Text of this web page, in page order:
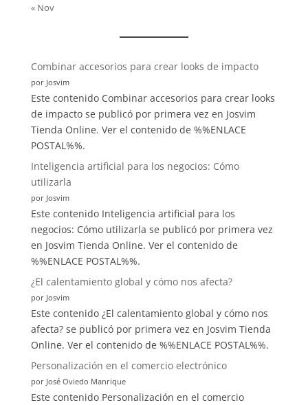
« Nov
:
Destinos
exóticos
en
Colombia:
Explora
paraísos
ocultos
una
escapada
inolvidable
Combinar accesorios para crear looks de impacto
por Josvim
Este contenido Combinar accesorios para crear looks
de impacto se publicó por primera vez en Josvim
Tienda Online. Ver el contenido de %%ENLACE
POSTAL%%.
Inteligencia artificial para los negocios: Cómo
utilizarla
por Josvim
Este contenido Inteligencia artificial para los
negocios: Cómo utilizarla se publicó por primera vez
en Josvim Tienda Online. Ver el contenido de
%%ENLACE POSTAL%%.
¿El calentamiento global y cómo nos afecta?
por Josvim
Este contenido ¿El calentamiento global y cómo nos
afecta? se publicó por primera vez en Josvim Tienda
Online. Ver el contenido de %%ENLACE POSTAL%%.
Personalización en el comercio electrónico
por José Oviedo Manrique
Este contenido Personalización en el comercio